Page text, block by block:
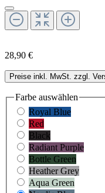
28,90 €
Preise inkl. MwSt. zzgl.
Farbe auswählen
Royal Blue
Red
Black
Radiant Purple
Bottle Green
Heather Grey
Aqua Green